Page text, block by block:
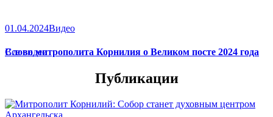
01.04.2024Видео
Слово митрополита Корнилия о Великом посте 2024 года
Все видео
Публикации